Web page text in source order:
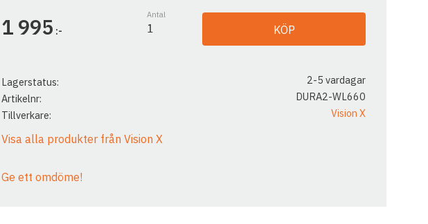
1 995 :-
Antal
KÖP
Lagerstatus
2-5 vardagar
Artikelnr
DURA2-WL660
Tillverkare
Vision X
Visa alla produkter från Vision X
Ge ett omdöme!